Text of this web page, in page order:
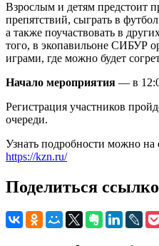
Взрослым и детям предстоит
препятствий, сыграть в
а также поучаствовать в
того, в экопавильоне СИБУР
играми, где можно будет
Начало мероприятия — в
Регистрация участников
очереди.
Узнать подробности можно на
https://kzn.ru/
Поделиться